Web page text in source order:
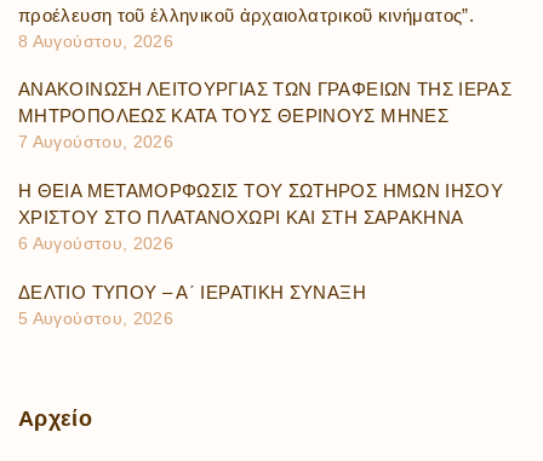
προέλευση τοῦ ἑλληνικοῦ ἀρχαιολατρικοῦ κινήματος”.
8 Αυγούστου, 2026
ΑΝΑΚΟΙΝΩΣΗ ΛΕΙΤΟΥΡΓΙΑΣ ΤΩΝ ΓΡΑΦΕΙΩΝ ΤΗΣ ΙΕΡΑΣ
ΜΗΤΡΟΠΟΛΕΩΣ ΚΑΤΑ ΤΟΥΣ ΘΕΡΙΝΟΥΣ ΜΗΝΕΣ
7 Αυγούστου, 2026
Η ΘΕΙΑ ΜΕΤΑΜΟΡΦΩΣΙΣ ΤΟΥ ΣΩΤΗΡΟΣ ΗΜΩΝ ΙΗΣΟΥ
ΧΡΙΣΤΟΥ ΣΤΟ ΠΛΑΤΑΝΟΧΩΡΙ ΚΑΙ ΣΤΗ ΣΑΡΑΚΗΝΑ
6 Αυγούστου, 2026
ΔΕΛΤΙΟ ΤΥΠΟΥ – Α΄ ΙΕΡΑΤΙΚΗ ΣΥΝΑΞΗ
5 Αυγούστου, 2026
Αρχείο